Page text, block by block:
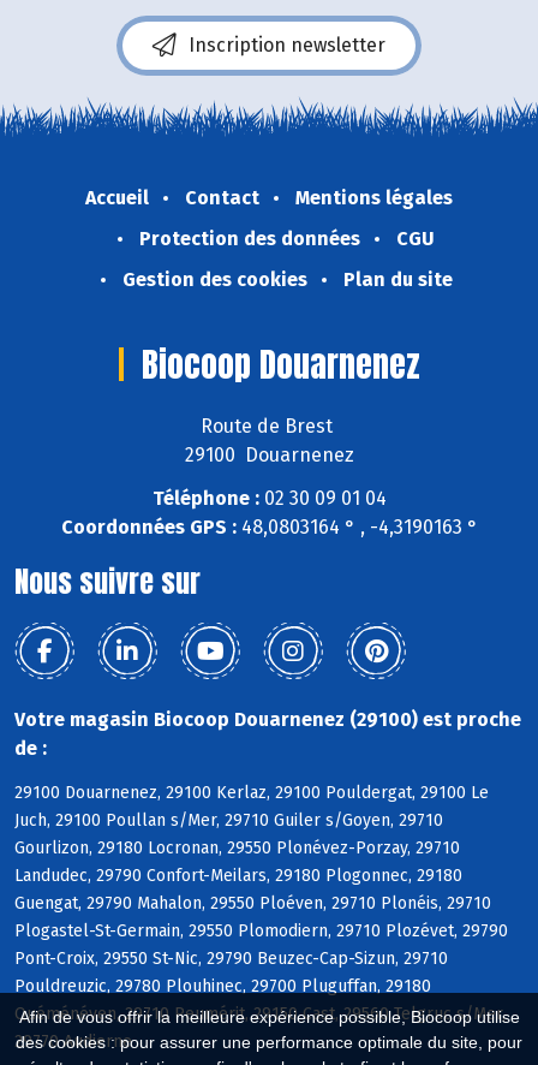
Afin de vous offrir la meilleure expérience possible, Biocoop utilise
des cookies : pour assurer une performance optimale du site, pour
Inscription newsletter
Accueil Contact
Mentions légales
Protection des données
CGU
Gestion des cookies
Plan du site
Biocoop Douarnenez
Route de Brest
29100 Douarnenez
Téléphone :02 30 09 01 04
Coordonnées GPS :48,0803164 ° , -4,3190163 °
Nous suivre sur
Votre magasin Biocoop Douarnenez (29100) est proche
de :
29100 Douarnenez, 29100 Kerlaz, 29100 Pouldergat, 29100 Le
Juch, 29100 Poullan s/Mer, 29710 Guiler s/Goyen, 29710
Gourlizon, 29180 Locronan, 29550 Plonévez-Porzay, 29710
Landudec, 29790 Confort-Meilars, 29180 Plogonnec, 29180
Guengat, 29790 Mahalon, 29550 Ploéven, 29710 Plonéis, 29710
Plogastel-St-Germain, 29550 Plomodiern, 29710 Plozévet, 29790
Pont-Croix, 29550 St-Nic, 29790 Beuzec-Cap-Sizun, 29710
Pouldreuzic, 29780 Plouhinec, 29700 Pluguffan, 29180
Quéménéven, 29710 Peumérit, 29150 Cast, 29560 Telgruc s/Mer,
29770 Audierne